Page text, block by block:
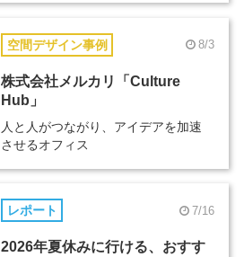
空間デザイン事例 8/3
株式会社メルカリ「Culture
Hub」
人と人がつながり、アイデアを加速
させるオフィス
レポート 7/16
2026年夏休みに行ける、おすす